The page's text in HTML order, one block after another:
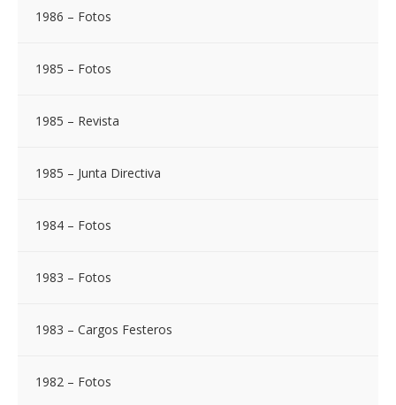
1986 – Fotos
1985 – Fotos
1985 – Revista
1985 – Junta Directiva
1984 – Fotos
1983 – Fotos
1983 – Cargos Festeros
1982 – Fotos